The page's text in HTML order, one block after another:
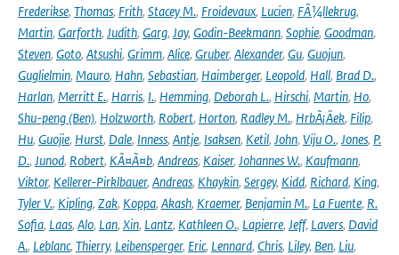
Frederikse, Thomas, Frith, Stacey M., Froidevaux, Lucien, FÃ¼llekrug,
Martin, Garforth, Judith, Garg, Jay, Godin-Beekmann, Sophie, Goodman,
Steven, Goto, Atsushi, Grimm, Alice, Gruber, Alexander, Gu, Guojun,
Guglielmin, Mauro, Hahn, Sebastian, Haimberger, Leopold, Hall, Brad D.,
Harlan, Merritt E., Harris, I., Hemming, Deborah L., Hirschi, Martin, Ho,
Shu-peng (Ben), Holzworth, Robert, Horton, Radley M., HrbÃ¡Äek, Filip,
Hu, Guojie, Hurst, Dale, Inness, Antje, Isaksen, Ketil, John, Viju O., Jones, P.
D., Junod, Robert, KÃ¤Ã¤b, Andreas, Kaiser, Johannes W., Kaufmann,
Viktor, Kellerer-Pirklbauer, Andreas, Khaykin, Sergey, Kidd, Richard, King,
Tyler V., Kipling, Zak, Koppa, Akash, Kraemer, Benjamin M., La Fuente, R.
Sofia, Laas, Alo, Lan, Xin, Lantz, Kathleen O., Lapierre, Jeff, Lavers, David
A., Leblanc, Thierry, Leibensperger, Eric, Lennard, Chris, Liley, Ben, Liu,